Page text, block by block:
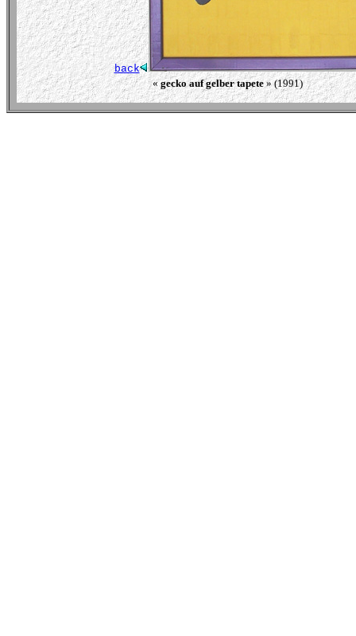
back
« gecko auf gelber tapete » (1991)